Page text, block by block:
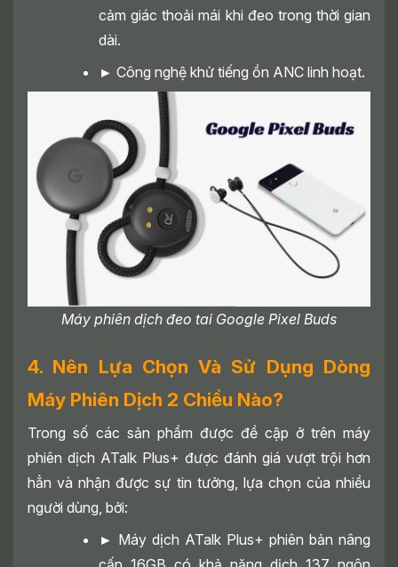
cảm giác thoải mái khi đeo trong thời gian
dài.
► Công nghệ khử tiếng ồn ANC linh hoạt.
Máy phiên dịch đeo tai Google Pixel Buds
4. Nên Lựa Chọn Và Sử Dụng Dòng
Máy Phiên Dịch 2 Chiều Nào?
Trong số các sản phẩm được đề cập ở trên máy
phiên dịch ATalk Plus+ được đánh giá vượt trội hơn
hẳn và nhận được sự tin tưởng, lựa chọn của nhiều
người dùng, bởi:
► Máy dịch ATalk Plus+ phiên bản nâng